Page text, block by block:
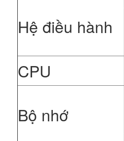
Hệ điều hành
CPU
Bộ nhớ